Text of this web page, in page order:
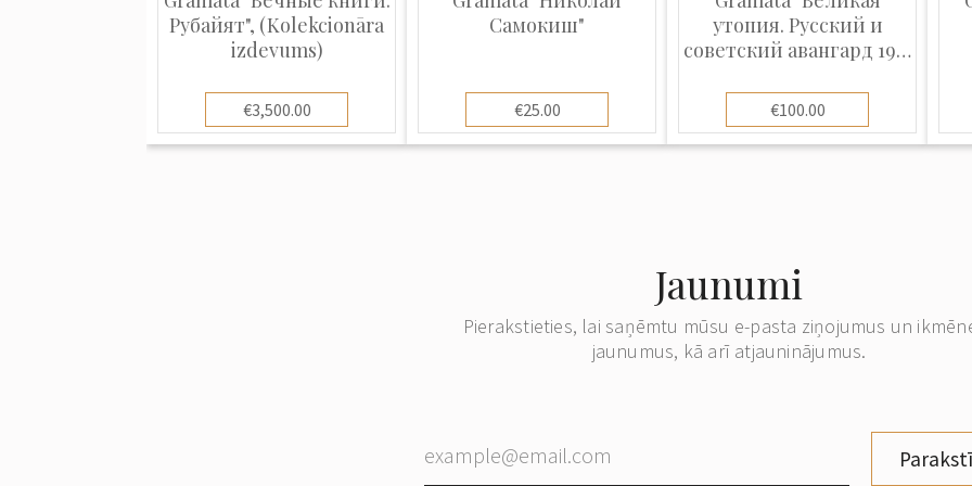
Рубайят", (Kolekcionāra
izdevums)
€3,500.00
Самокиш"
€25.00
утопия. Русский и
советский авангард 1915
€100.00
Jaunumi
Pierakstieties, lai saņēmtu mūsu e-pasta ziņojumus un
jaunumus, kā arī atjauninājumus.